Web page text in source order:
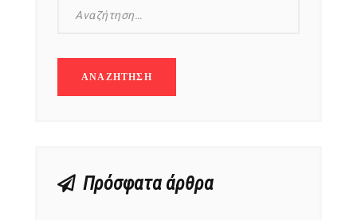
Πρόσφατα άρθρα